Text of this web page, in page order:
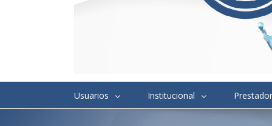
Usuarios Institucional